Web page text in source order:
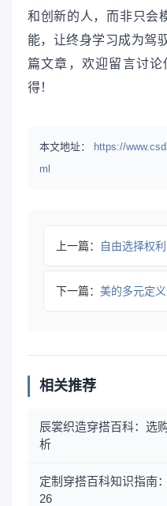
和创新的人，而非只会
能，让终身学习成为驾
篇文章，欢迎留言讨
得！
本文地址：
https://
ml
上一篇： 自由选择权利：
下一篇： 美的多元定义
相关推荐
辰裳织造穿搭百科：选
析
定制穿搭百科知识指南
26